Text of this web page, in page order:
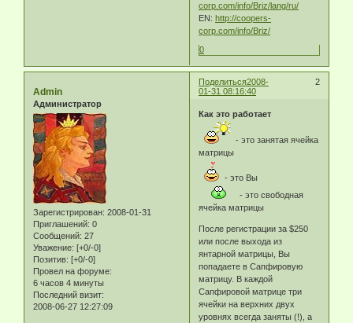
corp.com/info/Briz/lang/ru/
EN:http://coopers-
corp.com/info/Briz/
0
Поделиться 2
2008-
01-31 08:16:40
Admin
Администратор
Зарегистрирован: 2008-01-31
Приглашений: 0
Сообщений: 27
Уважение: [+0/-0]
Позитив: [+0/-0]
Провел на форуме:
6 часов 4 минуты
Последний визит:
2008-06-27 12:27:09
Как это работает
- это занятая ячейка
матрицы
- это Вы
- это свободная
ячейка матрицы
После регистрации за $250
или после выхода из
янтарной матрицы, Вы
попадаете в Сапфировую
матрицу. В каждой
Сапфировой матрице три
ячейки на верхних двух
уровнях всегда заняты (!), а